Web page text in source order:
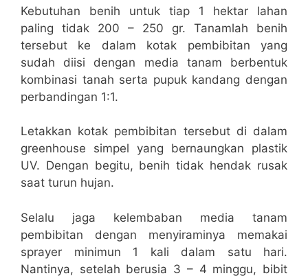
Kebutuhan benih untuk tiap 1 hektar lahan
paling tidak 200 – 250 gr. Tanamlah benih
tersebut ke dalam kotak pembibitan yang
sudah diisi dengan media tanam berbentuk
kombinasi tanah serta pupuk kandang dengan
perbandingan 1:1.
Letakkan kotak pembibitan tersebut di dalam
greenhouse simpel yang bernaungkan plastik
UV. Dengan begitu, benih tidak hendak rusak
saat turun hujan.
Selalu jaga kelembaban media tanam
pembibitan dengan menyiraminya memakai
sprayer minimun 1 kali dalam satu hari.
Nantinya, setelah berusia 3 – 4 minggu, bibit